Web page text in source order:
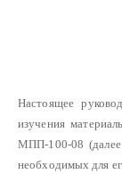
Настоящее
изучения
МПП-100-08
необходимых для